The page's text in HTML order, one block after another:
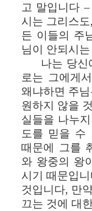
고 말입니다
시는 그리스
든 이들의 주
님이 안되시
나는 당신
로는 그에게
왜냐하면 주
원하지 않을
실들을 나누
도를 믿을 수
때문에 그를
와 왕중의 왕
시기 때문입
것입니다, 만
끄는 것에 대